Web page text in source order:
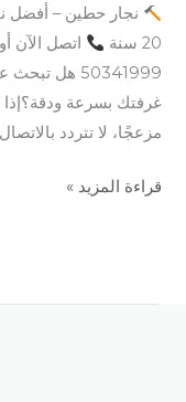
نجار حطين – أفضل
20 سنة
50341999
غرفتك بسرعة ودقة؟إذا
مزعجًا، لا تتردد
قراءة المزيد »